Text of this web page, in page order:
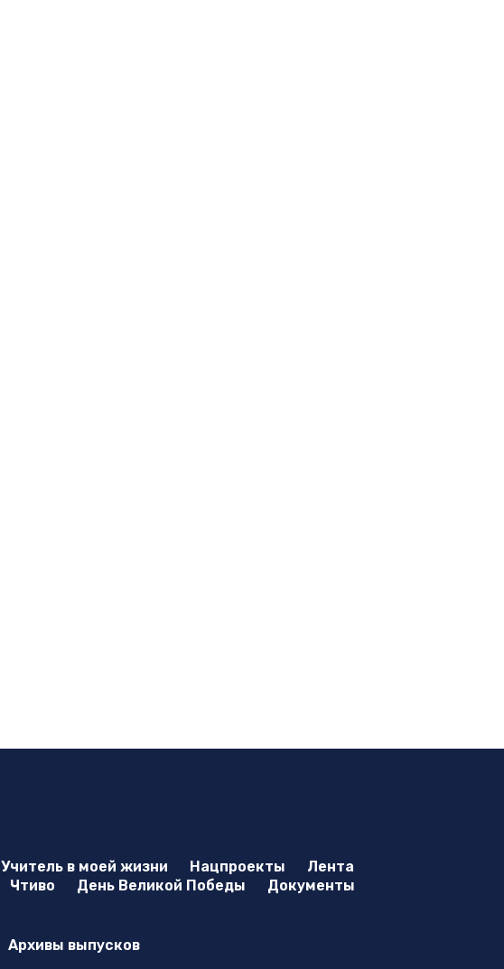
Учитель в моей жизни Нацпроекты
Лента
Чтиво День Великой Победы
Документы
Архивы выпусков